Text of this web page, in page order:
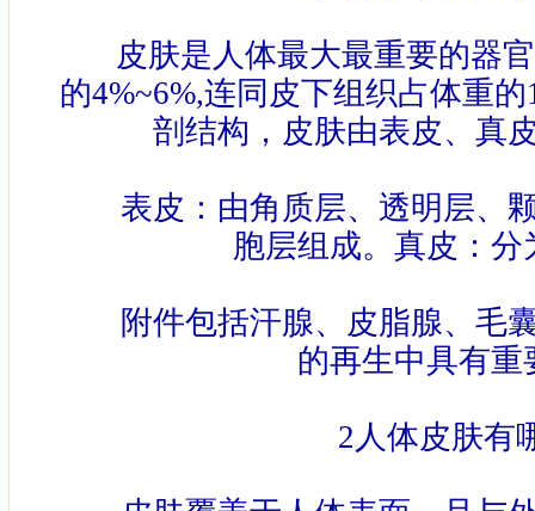
皮肤是人体最大最重要的器
的4%~6%,连同皮下组织占体重的
剖结构，皮肤由表皮、真
表皮：由角质层、透明层、颗
胞层组成。真皮：分
附件包括汗腺、皮脂腺、毛囊
的再生中具有重
2 人体皮肤有